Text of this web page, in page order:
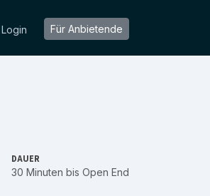
Login Für Anbietende
DAUER
30 Minuten bis Open End